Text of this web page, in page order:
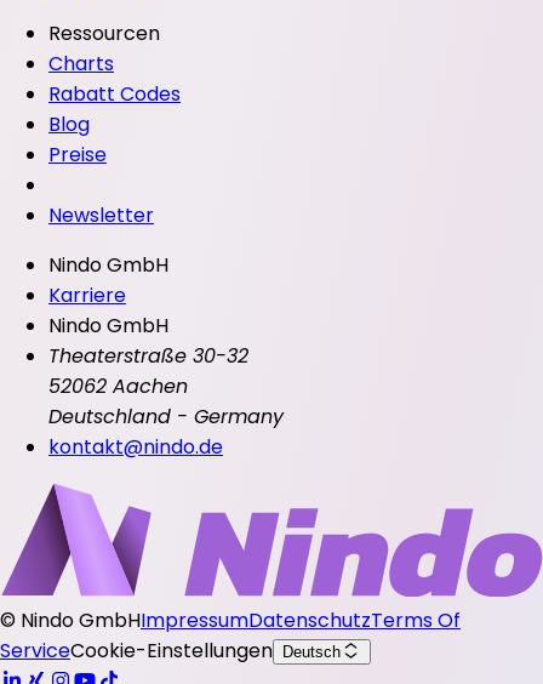
Ressourcen
Charts
Rabatt Codes
Blog
Preise
Newsletter
Nindo GmbH
Karriere
Nindo GmbH
Theaterstraße 30-32
52062 Aachen
Deutschland - Germany
kontakt@nindo.de
© Nindo GmbHImpressumDatenschutzTerms Of
ServiceCookie-Einstellungen Deutsch